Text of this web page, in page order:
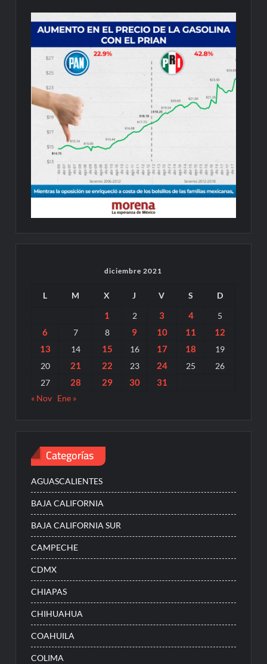
diciembre 2021
L M X J V S D
1 2 3 4 5
6 7 8 9 10 11
12
13
14 15 16 17 18
19
20
21 22 23 24 25
26
27
28 29 30 31
« Nov Ene »
Categorías
AGUASCALIENTES
BAJA CALIFORNIA
BAJA CALIFORNIA SUR
CAMPECHE
CDMX
CHIAPAS
CHIHUAHUA
COAHUILA
COLIMA